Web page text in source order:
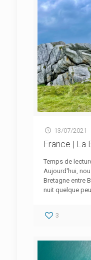
13/07/2021
France | La
Temps de
Aujourd'hui,
Bretagne entre
nuit quelque
3